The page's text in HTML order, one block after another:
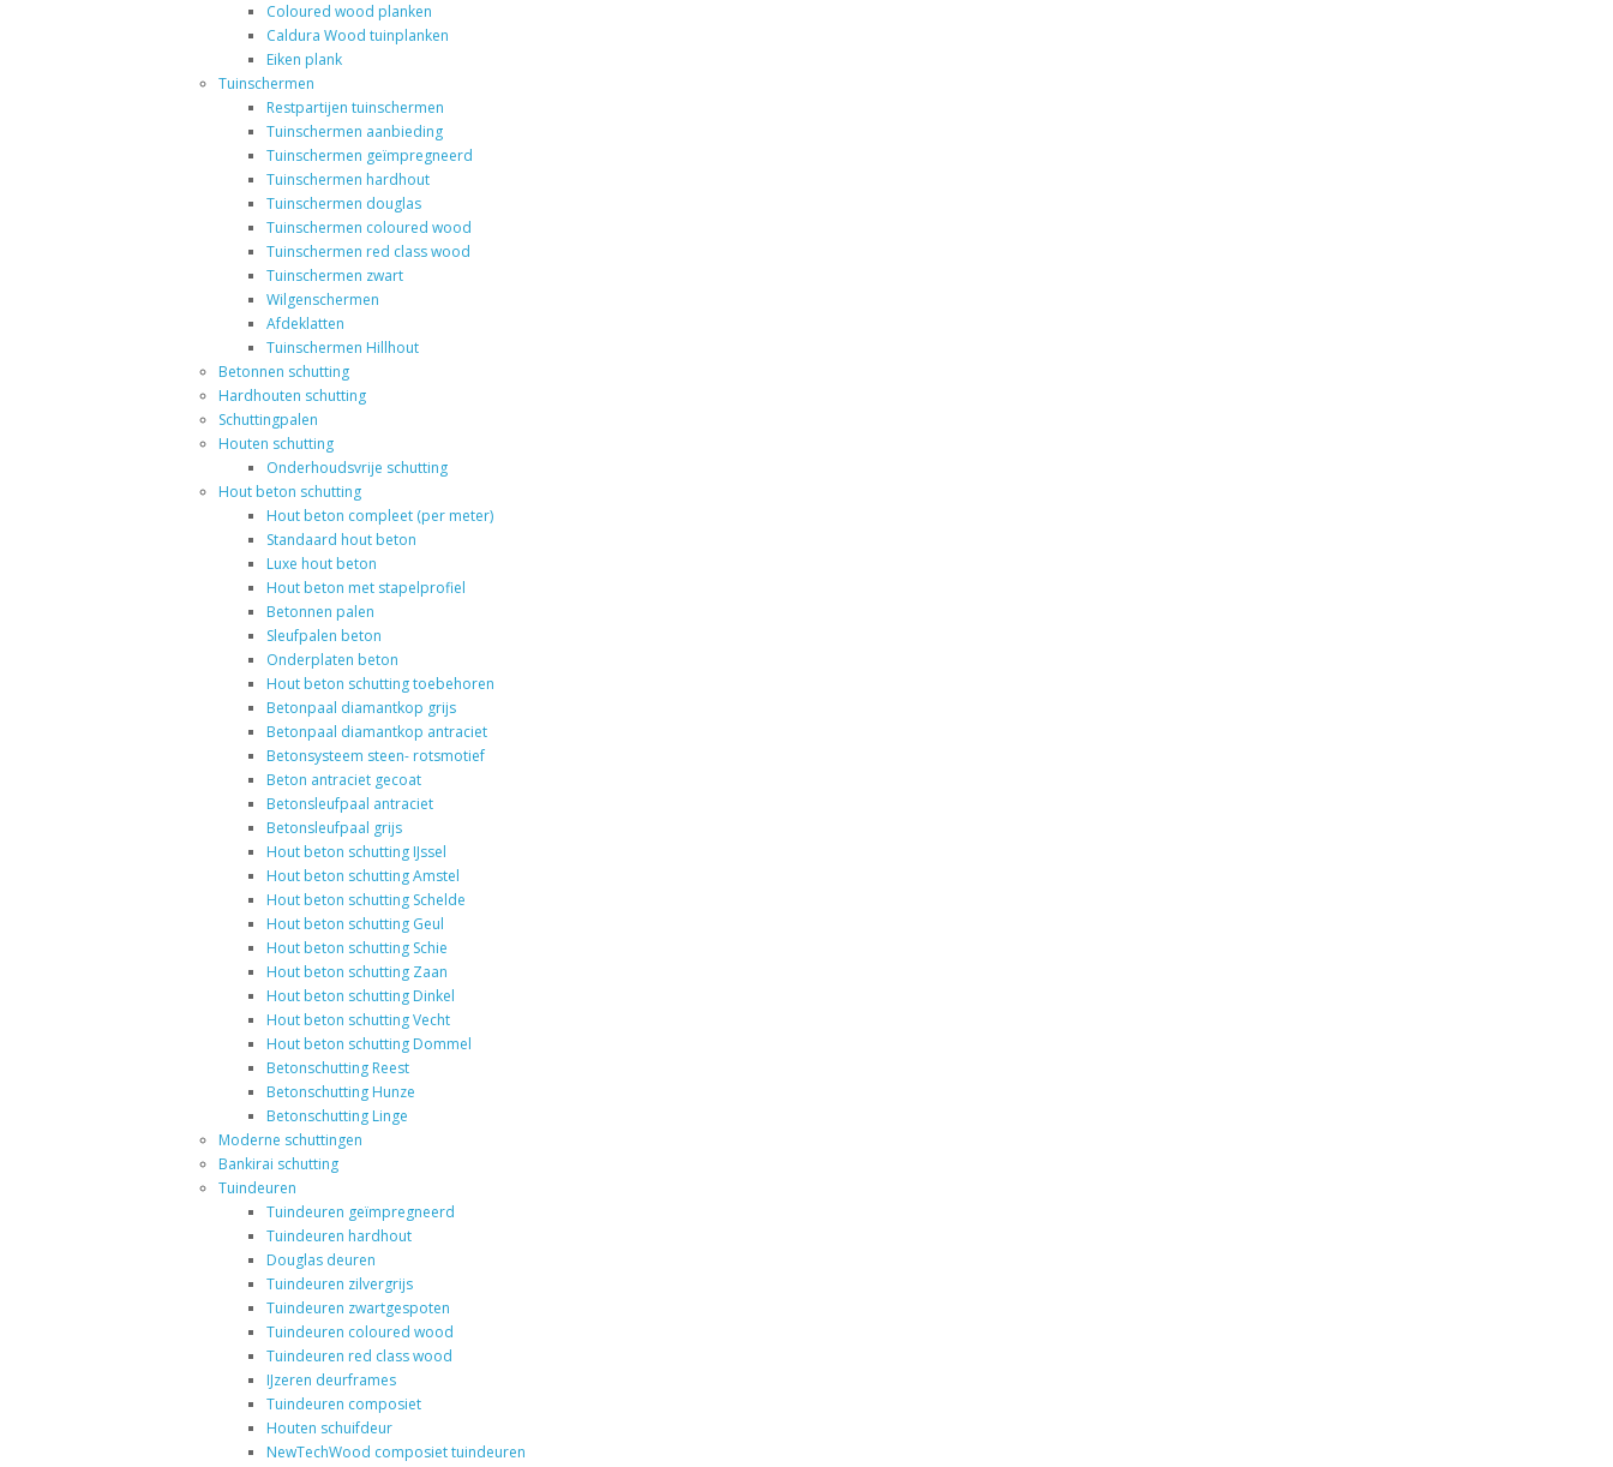
Coloured wood planken
Caldura Wood tuinplanken
Eiken plank
Tuinschermen
Restpartijen tuinschermen
Tuinschermen aanbieding
Tuinschermen geïmpregneerd
Tuinschermen hardhout
Tuinschermen douglas
Tuinschermen coloured wood
Tuinschermen red class wood
Tuinschermen zwart
Wilgenschermen
Afdeklatten
Tuinschermen Hillhout
Betonnen schutting
Hardhouten schutting
Schuttingpalen
Houten schutting
Onderhoudsvrije schutting
Hout beton schutting
Hout beton compleet (per meter)
Standaard hout beton
Luxe hout beton
Hout beton met stapelprofiel
Betonnen palen
Sleufpalen beton
Onderplaten beton
Hout beton schutting toebehoren
Betonpaal diamantkop grijs
Betonpaal diamantkop antraciet
Betonsysteem steen- rotsmotief
Beton antraciet gecoat
Betonsleufpaal antraciet
Betonsleufpaal grijs
Hout beton schutting IJssel
Hout beton schutting Amstel
Hout beton schutting Schelde
Hout beton schutting Geul
Hout beton schutting Schie
Hout beton schutting Zaan
Hout beton schutting Dinkel
Hout beton schutting Vecht
Hout beton schutting Dommel
Betonschutting Reest
Betonschutting Hunze
Betonschutting Linge
Moderne schuttingen
Bankirai schutting
Tuindeuren
Tuindeuren geïmpregneerd
Tuindeuren hardhout
Douglas deuren
Tuindeuren zilvergrijs
Tuindeuren zwartgespoten
Tuindeuren coloured wood
Tuindeuren red class wood
IJzeren deurframes
Tuindeuren composiet
Houten schuifdeur
NewTechWood composiet tuindeuren